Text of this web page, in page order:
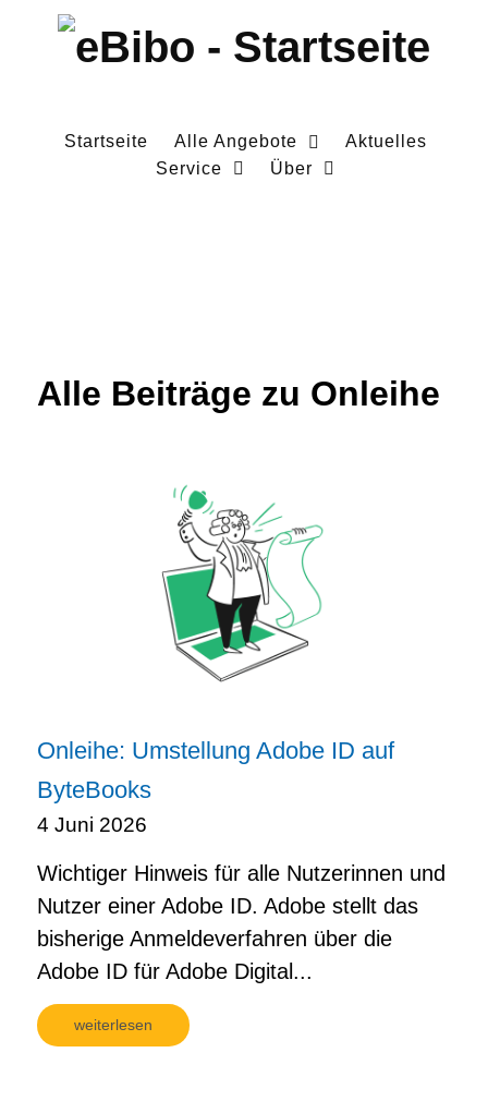
Startseite Alle Angebote
Aktuelles
Service
Über
Alle Beiträge zu Onleihe
Onleihe: Umstellung Adobe ID auf
ByteBooks
4 Juni 2026
Wichtiger Hinweis für alle Nutzerinnen und
Nutzer einer Adobe ID. Adobe stellt das
bisherige Anmeldeverfahren über die
Adobe ID für Adobe Digital...
weiterlesen